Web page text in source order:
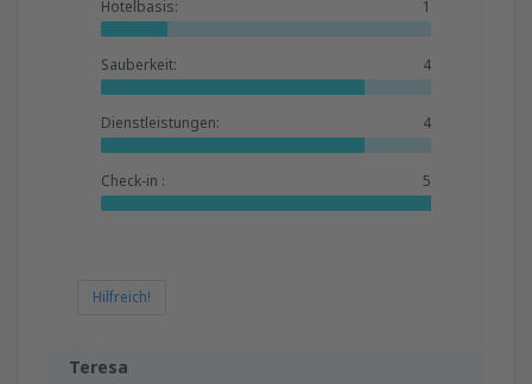
Teresa
Hotelbasis: 1
Sauberkeit: 4
Dienstleistungen: 4
Check-in : 5
Hilfreich!